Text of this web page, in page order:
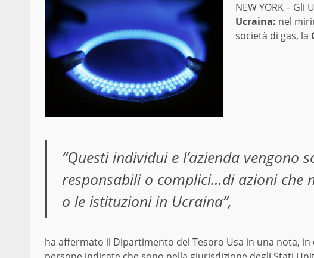
NEW YORK – Gli
Ucraina: nel
società di gas, la
“Questi individui e l’azienda
responsabili o complici…di azioni che
o le istituzioni in Ucraina”,
ha affermato il Dipartimento del Tesoro Usa in una nota,